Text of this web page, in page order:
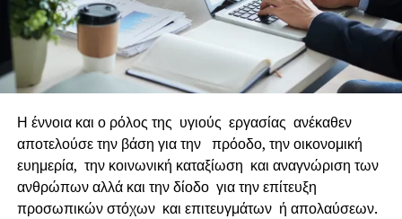
Εάν δεν συνειδητοποιηθεί η ανάγκη για μετασχηματισμό
και οι συγκεκριμένοι τομείς στους οποίους θα πρέπει να
εφαρμοστεί, ότι ενέργειες και αν γίνουν πέφτουν στο κενό.
Οι πλέον συνηθισμένες ανάγκες που οδηγούν στην
ενσωμάτωση νέων τεχνολογιών είναι η αλλαγή στη στάση
και τη συμπεριφορά των καταναλωτών, η αλλαγή στα
μοντέλα και την τεχνολογία παραγωγής, αλλά και ο
μετασχηματισμός που ενδεχομένως υλοποιεί ο
ανταγωνισμός.
Η έννοια και ο ρόλος της υγιούς εργασίας ανέκαθεν
αποτελούσε την βάση για την πρόοδο, την οικονομική
ευημερία, την κοινωνική καταξίωση και αναγνώριση των
ανθρώπων αλλά και την δίοδο για την επίτευξη
προσωπικών στόχων και επιτευγμάτων ή απολαύσεων.